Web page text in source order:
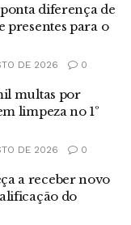
diferença de
presentes para o
DE 2026 0
multas por
limpeza no 1º
DE 2026 0
a receber novo
do